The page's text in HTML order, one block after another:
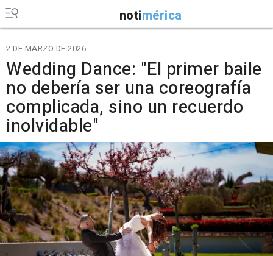
notimérica
2 DE MARZO DE 2026
Wedding Dance: "El primer baile
no debería ser una coreografía
complicada, sino un recuerdo
inolvidable"